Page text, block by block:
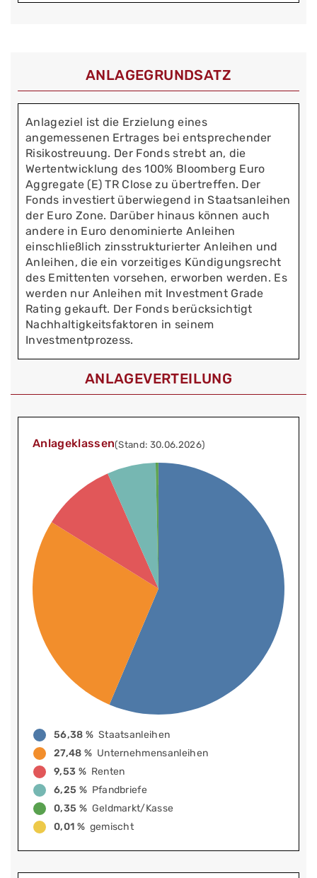
ANLAGEGRUNDSATZ
Anlageziel ist die Erzielung eines
angemessenen Ertrages bei entsprechender
Risikostreuung. Der Fonds strebt an, die
Wertentwicklung des 100% Bloomberg Euro
Aggregate (E) TR Close zu übertreffen. Der
Fonds investiert überwiegend in Staatsanleihen
der Euro Zone. Darüber hinaus können auch
andere in Euro denominierte Anleihen
einschließlich zinsstrukturierter Anleihen und
Anleihen, die ein vorzeitiges Kündigungsrecht
des Emittenten vorsehen, erworben werden. Es
werden nur Anleihen mit Investment Grade
Rating gekauft. Der Fonds berücksichtigt
Nachhaltigkeitsfaktoren in seinem
Investmentprozess.
ANLAGEVERTEILUNG
Anlageklassen(Stand: 30.06.2026)
56,38 % Staatsanleihen
27,48 % Unternehmensanleihen
9,53 % Renten
6,25 % Pfandbriefe
0,35 % Geldmarkt/Kasse
0,01 % gemischt